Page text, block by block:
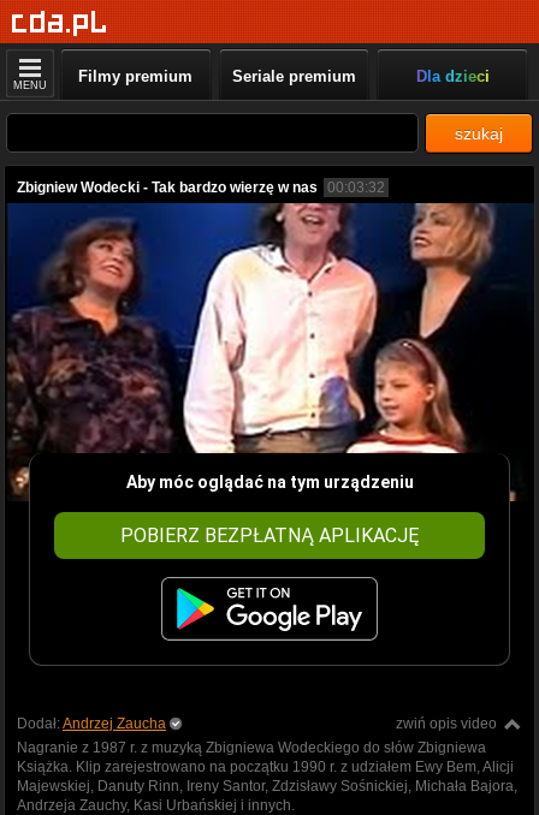
MENU Filmy premium Seriale premium Dla dzieci
szukaj
Zbigniew Wodecki - Tak bardzo wierzę w nas 00:03:32
Aby móc oglądać na tym urządzeniu
POBIERZ BEZPŁATNĄ APLIKACJĘ
zwiń opis video
Dodał:Andrzej Zaucha
Nagranie z 1987 r. z muzyką Zbigniewa Wodeckiego do słów Zbigniewa
Książka. Klip zarejestrowano na początku 1990 r. z udziałem Ewy Bem, Alicji
Majewskiej, Danuty Rinn, Ireny Santor, Zdzisławy Sośnickiej, Michała Bajora,
Andrzeja Zauchy, Kasi Urbańskiej i innych.